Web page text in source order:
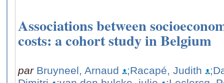
Associations between
costs: a cohort study in Belgium
par Bruyneel, Arnaud ;Racapé, Judith